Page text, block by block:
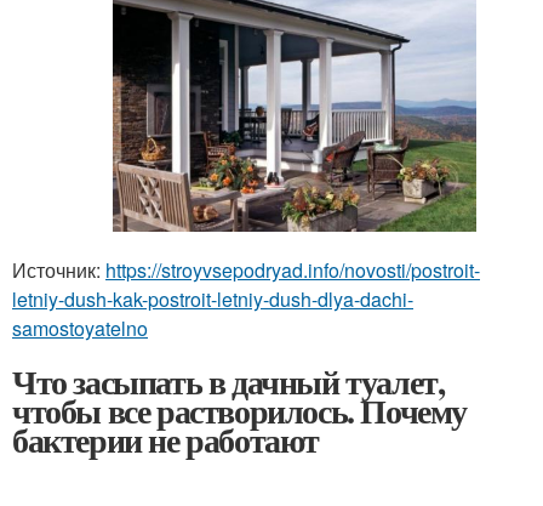
Источник: https://stroyvsepodryad.info/novosti/postroit-
letniy-dush-kak-postroit-letniy-dush-dlya-dachi-
samostoyatelno
Что засыпать в дачный туалет,
чтобы все растворилось. Почему
бактерии не работают